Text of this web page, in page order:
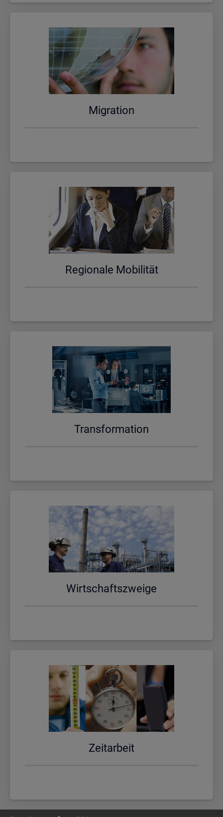
Mi­gra­ti­on
Re­gio­na­le Mo­bi­li­tät
Trans­for­ma­ti­on
Wirt­schafts­zwei­ge
Zeit­ar­beit